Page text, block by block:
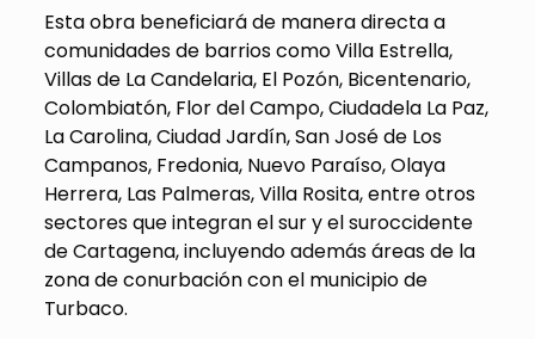
Esta obra beneficiará de manera directa a
comunidades de barrios como Villa Estrella,
Villas de La Candelaria, El Pozón, Bicentenario,
Colombiatón, Flor del Campo, Ciudadela La Paz,
La Carolina, Ciudad Jardín, San José de Los
Campanos, Fredonia, Nuevo Paraíso, Olaya
Herrera, Las Palmeras, Villa Rosita, entre otros
sectores que integran el sur y el suroccidente
de Cartagena, incluyendo además áreas de la
zona de conurbación con el municipio de
Turbaco.